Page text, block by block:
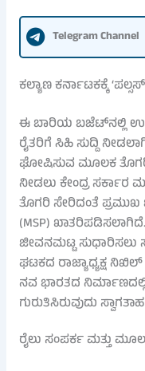
Telegram Channel
ಕಲ್ಯಾಣ ಕರ್ನಾಟಕಕ್ಕೆ
ಈ ಬಾರಿಯ ಬಜೆಟ್‌ನಲ್ಲಿ
ರೈತರಿಗೆ ಸಿಹಿ ಸುದ್ದಿ
ಘೋಷಿಸುವ ಮೂಲಕ
ನೀಡಲು ಕೇಂದ್ರ
ತೊಗರಿ ಸೇರಿದಂತೆ
(MSP)
ಜೀವನಮಟ್ಟ
ಘಟಕದ ರಾಜ್ಯಾಧ್ಯಕ್ಷ ನಿಖಿಲ್
ನವ ಭಾರತದ
ಗುರುತಿಸಿರುವುದು
ರೈಲು ಸಂಪರ್ಕ ಮತ್ತು